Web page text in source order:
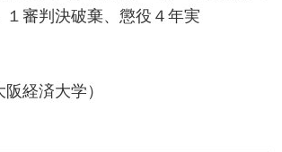
１審判決破棄、懲役４年実
阪経済大学）